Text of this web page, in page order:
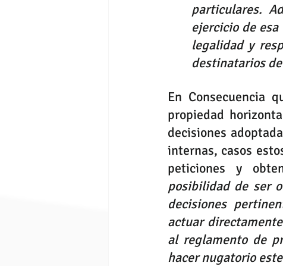
particulares.
ejercicio de
legalidad y
destinatarios
En Consecuencia
propiedad
decisiones
internas, casos
peticiones y
posibilidad de ser
decisiones
actuar
al reglamento de
hacer nugatorio